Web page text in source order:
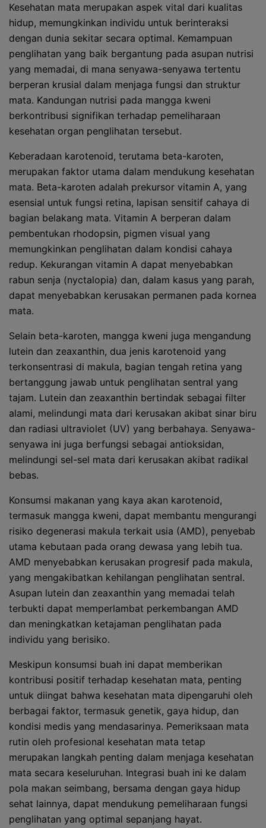
Kesehatan mata merupakan aspek vital dari kualitas
hidup, memungkinkan individu untuk berinteraksi
dengan dunia sekitar secara optimal. Kemampuan
penglihatan yang baik bergantung pada asupan nutrisi
yang memadai, di mana senyawa-senyawa tertentu
berperan krusial dalam menjaga fungsi dan struktur
mata. Kandungan nutrisi pada mangga kweni
berkontribusi signifikan terhadap pemeliharaan
kesehatan organ penglihatan tersebut.
Keberadaan karotenoid, terutama beta-karoten,
merupakan faktor utama dalam mendukung kesehatan
mata. Beta-karoten adalah prekursor vitamin A, yang
esensial untuk fungsi retina, lapisan sensitif cahaya di
bagian belakang mata. Vitamin A berperan dalam
pembentukan rhodopsin, pigmen visual yang
memungkinkan penglihatan dalam kondisi cahaya
redup. Kekurangan vitamin A dapat menyebabkan
rabun senja (nyctalopia) dan, dalam kasus yang parah,
dapat menyebabkan kerusakan permanen pada kornea
mata.
Selain beta-karoten, mangga kweni juga mengandung
lutein dan zeaxanthin, dua jenis karotenoid yang
terkonsentrasi di makula, bagian tengah retina yang
bertanggung jawab untuk penglihatan sentral yang
tajam. Lutein dan zeaxanthin bertindak sebagai filter
alami, melindungi mata dari kerusakan akibat sinar biru
dan radiasi ultraviolet (UV) yang berbahaya. Senyawa-
senyawa ini juga berfungsi sebagai antioksidan,
melindungi sel-sel mata dari kerusakan akibat radikal
bebas.
Konsumsi makanan yang kaya akan karotenoid,
termasuk mangga kweni, dapat membantu mengurangi
risiko degenerasi makula terkait usia (AMD), penyebab
utama kebutaan pada orang dewasa yang lebih tua.
AMD menyebabkan kerusakan progresif pada makula,
yang mengakibatkan kehilangan penglihatan sentral.
Asupan lutein dan zeaxanthin yang memadai telah
terbukti dapat memperlambat perkembangan AMD
dan meningkatkan ketajaman penglihatan pada
individu yang berisiko.
Meskipun konsumsi buah ini dapat memberikan
kontribusi positif terhadap kesehatan mata, penting
untuk diingat bahwa kesehatan mata dipengaruhi oleh
berbagai faktor, termasuk genetik, gaya hidup, dan
kondisi medis yang mendasarinya. Pemeriksaan mata
rutin oleh profesional kesehatan mata tetap
merupakan langkah penting dalam menjaga kesehatan
mata secara keseluruhan. Integrasi buah ini ke dalam
pola makan seimbang, bersama dengan gaya hidup
sehat lainnya, dapat mendukung pemeliharaan fungsi
penglihatan yang optimal sepanjang hayat.